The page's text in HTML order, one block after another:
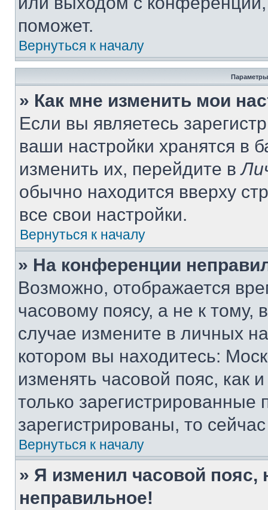
поможет.
Вернуться к началу
Параметры
» Как мне изменить мои
Если вы являетесь
ваши настройки хранятся в
изменить их, перейдите в
обычно находится вверху
все свои настройки.
Вернуться к началу
» На конференции
Возможно, отображается
часовому поясу, а не к тому,
случае измените в личных
котором вы находитесь:
изменять часовой пояс, как
только
зарегистрированы, то
Вернуться к началу
» Я изменил часовой пояс,
неправильное!